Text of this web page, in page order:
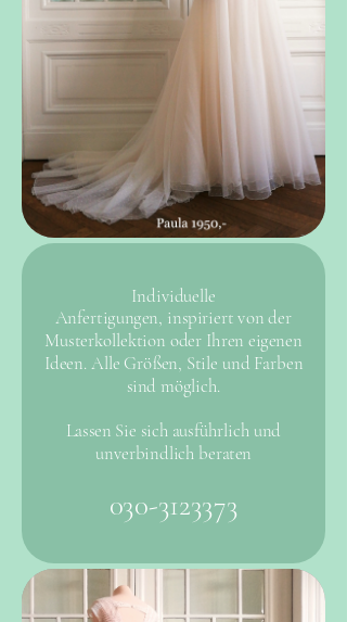
Individuelle
Anfertigungen, inspiriert von der
Musterkollektion oder Ihren eigenen
Ideen. Alle Größen, Stile und Farben
sind möglich.
Lassen Sie sich ausführlich und
unverbindlich beraten
030-3123373